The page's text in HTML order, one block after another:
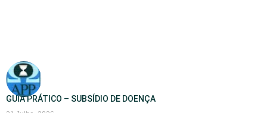
GUIA PRÁTICO – SUBSÍDIO DE DOENÇA